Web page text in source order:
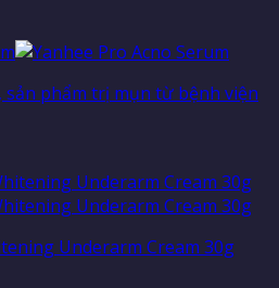
sản phẩm trị mụn từ bệnh viện
Underarm Cream 30g